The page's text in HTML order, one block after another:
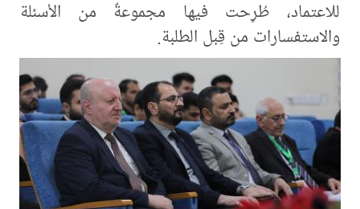
للاعتماد، طُرِحت فيها مجموعةٌ من الأسئلة
والاستفسارات من قِبل الطلبة.